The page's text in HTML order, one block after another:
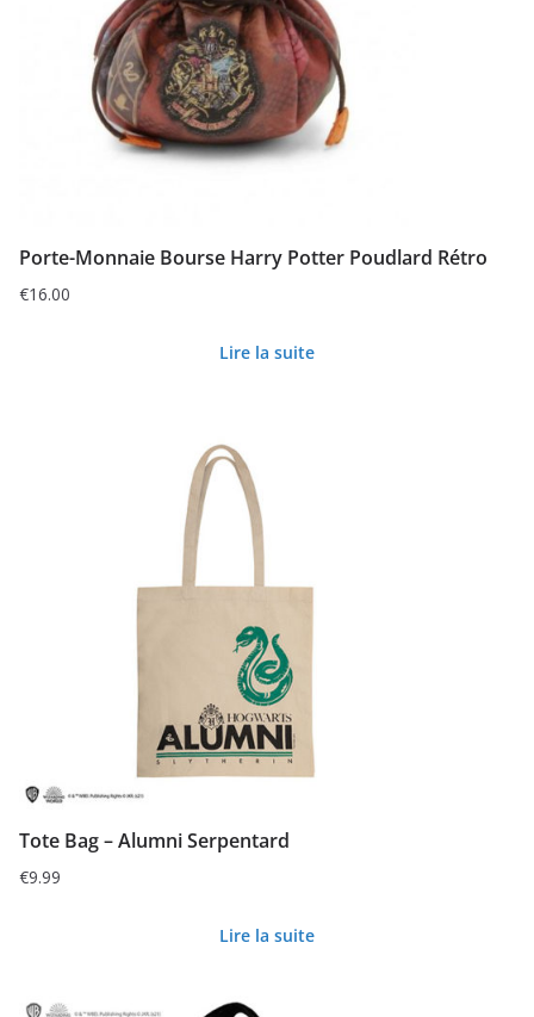
Porte-Monnaie Bourse Harry Potter Poudlard Rétro
€16.00
Lire la suite
Tote Bag – Alumni Serpentard
€9.99
Lire la suite